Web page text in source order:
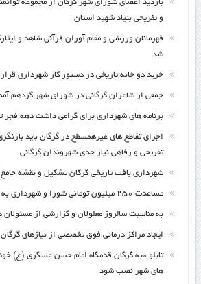
بازدید اعضای شورای شهر گرگان از مجموعه
و تفریحی بنیاد شهید استان
قهرمانان ورزشی و مقام آوران قرآنی شاهد و
شد
خرید دو خانه تاریخی در دستور کار شهرداری
جمعی از شاعران گرگانی در شورای شهر گردهم
برنامه های شهرداری برای گرامی داشت دهه فجر
اجرای تقاطع های غیرهمسطح در گرگان باید
تفریحی و رفاهی نیاز جدی شهروندان گرگانی
شهرداری بافت تاریخی گرگان تشکیل و نقشه
مساعدت ۲۵۰ میلیون تومانی شورا و شهرداری به اماکن مذهبی
به مناسبت سالروز معلولان و گزارشی از
ایجاد مراکز درمانی فوق تخصصی از نیازهای
تابلو «به گرگان قدمگاه امام حسن عسگری (ع)
های شهر نصب شود